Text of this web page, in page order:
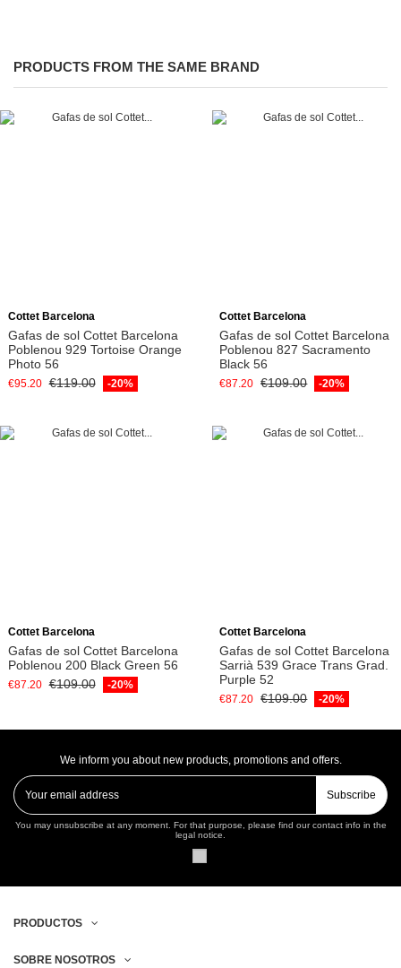
PRODUCTS FROM THE SAME BRAND
Cottet Barcelona
Gafas de sol Cottet Barcelona
Poblenou 929 Tortoise Orange
Photo 56
€95.20 €119.00 -20%
Cottet Barcelona
Gafas de sol Cottet Barcelona
Poblenou 827 Sacramento
Black 56
€87.20 €109.00 -20%
Cottet Barcelona
Gafas de sol Cottet Barcelona
Poblenou 200 Black Green 56
€87.20 €109.00 -20%
Cottet Barcelona
Gafas de sol Cottet Barcelona
Sarrià 539 Grace Trans Grad.
Purple 52
€87.20 €109.00 -20%
We inform you about new products, promotions and offers.
Subscribe
You may unsubscribe at any moment. For that purpose, please find our contact info in the
legal notice.
PRODUCTOS
SOBRE NOSOTROS